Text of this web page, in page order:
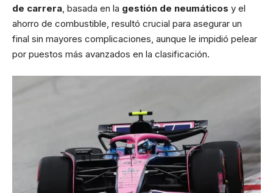
de carrera, basada en la gestión de neumáticos y el
ahorro de combustible, resultó crucial para asegurar un
final sin mayores complicaciones, aunque le impidió pelear
por puestos más avanzados en la clasificación.